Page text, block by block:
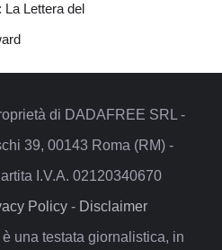
La Lettera del
di DADAFREE SRL -
39, 00143 Roma (RM) -
I.V.A. 02120340670
Policy- Disclaimer
una testata giornalistica, in